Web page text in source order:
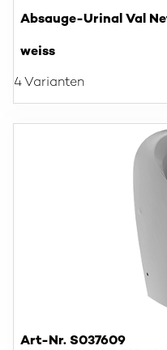
Absauge-Urinal Val
weiss
4 Varianten
Art-Nr. S037609